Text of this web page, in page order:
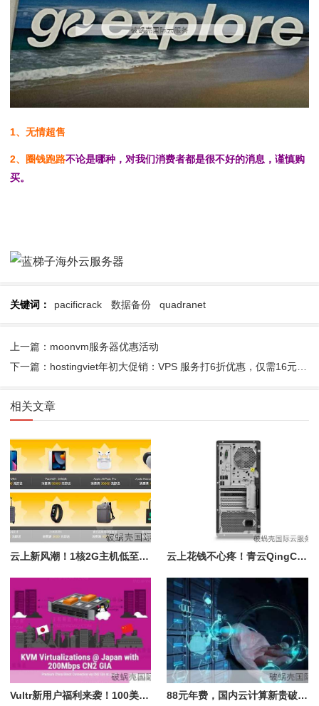
1、无情超售
2、圈钱跑路不论是哪种，对我们消费者都是很不好的消息，谨慎购
买。
关键词： pacificrack 数据备份 quadranet
上一篇：moonvm服务器优惠活动
下一篇：hostingviet年初大促销：VPS 服务打6折优惠，仅需16元/月起。
相关文章
云上新风潮！1核2G主机低至89.9元/年，钜惠来袭 云上花钱不心疼！青云QingCloud主机钜惠，1核2G低至89.9元/年
Vultr新用户福利来袭！100美元免费体验，性能稳定保障 88元年费，国内云计算新贵破蜗壳，超越一线巨头？